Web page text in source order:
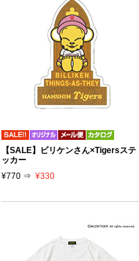
【SALE】ビリケンさん×Tigersステ
ッカー
¥770 ⇒ ¥330